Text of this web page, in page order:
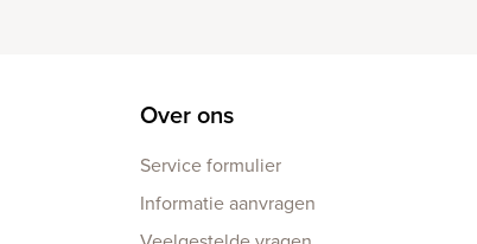
Over ons
Service formulier
Informatie aanvragen